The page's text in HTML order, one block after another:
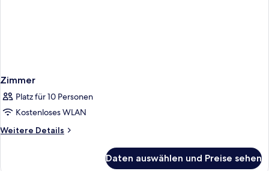
Zimmer
Platz für 10 Personen
Kostenloses WLAN
Weitere Details
Weitere
Daten auswählen und Preise sehen